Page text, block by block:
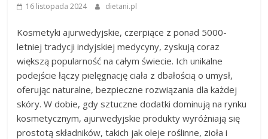
16 listopada 2024 dietani.pl
Kosmetyki ajurwedyjskie, czerpiące z ponad 5000-
letniej tradycji indyjskiej medycyny, zyskują coraz
większą popularność na całym świecie. Ich unikalne
podejście łączy pielęgnację ciała z dbałością o umysł,
oferując naturalne, bezpieczne rozwiązania dla każdej
skóry. W dobie, gdy sztuczne dodatki dominują na rynku
kosmetycznym, ajurwedyjskie produkty wyróżniają się
prostotą składników, takich jak oleje roślinne, zioła i